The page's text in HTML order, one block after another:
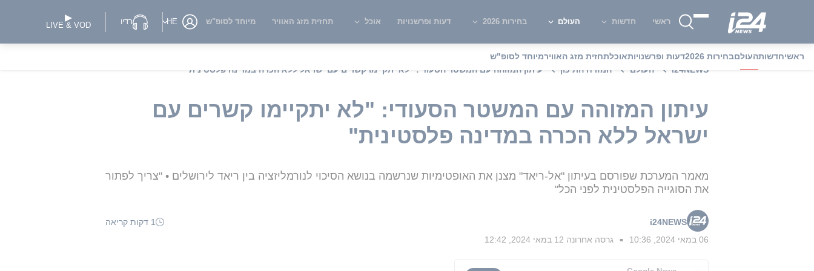
ראשי חדשות העולם בחירות 2026 דעות ופרשנויות אוכל תחזית מזג האוויר מיוחד לסופ"ש HE רדיו LIVE & VOD
ראשיחדשותהעולםבחירות 2026 דעות ופרשנויותאוכלתחזית מזג האווירמיוחד לסופ"ש
i24NEWS
העולם המזרח התיכון עיתון המזוהה עם המשטר הסעודי: "לא יתקיימו קשרים עם ישראל ללא הכרה במדינה פלסטינית"
עיתון המזוהה עם המשטר הסעודי: "לא יתקיימו קשרים עם
ישראל ללא הכרה במדינה פלסטינית"
מאמר המערכת שפורסם בעיתון "אל-ריאד" מצנן את האופטימיות שנרשמה בנושא הסיכוי לנורמליזציה בין ריאד לירושלים • "צריך לפתור
את הסוגייה הפלסטינית לפני הכל"
i24NEWS
1 דקות קריאה
06 במאי 2024, 10:36
■ גרסה אחרונה 12 במאי 2024, 12:42